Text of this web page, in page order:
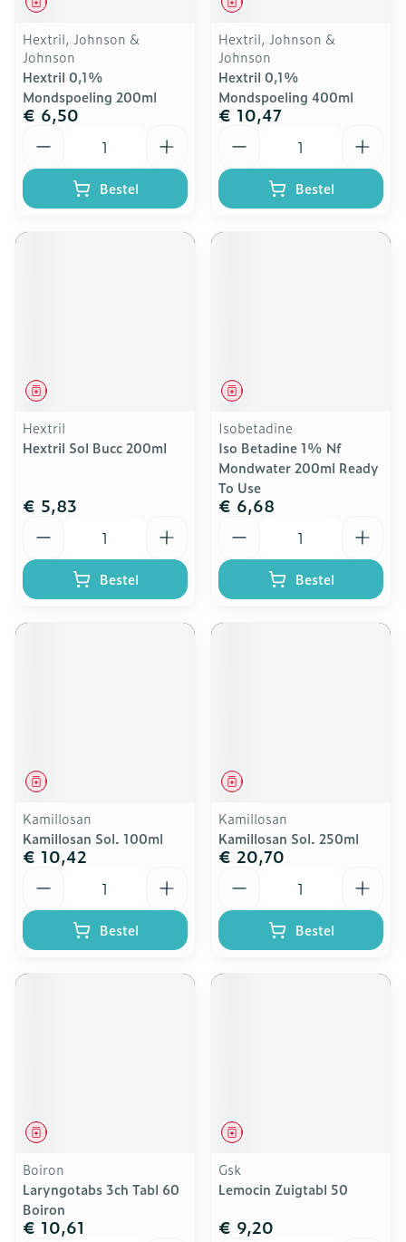
Hextril, Johnson &
Johnson
Hextril 0,1%
Mondspoeling 200ml
€ 6,50
Bestel
Hextril, Johnson &
Johnson
Hextril 0,1%
Mondspoeling 400ml
€ 10,47
Bestel
Geneesmiddel
Hextril
Hextril Sol Bucc 200ml
€ 5,83
Bestel
Geneesmiddel
Isobetadine
Iso Betadine 1% Nf
Mondwater 200ml Ready
To Use
€ 6,68
Bestel
Geneesmiddel
Kamillosan
Kamillosan Sol. 100ml
€ 10,42
Bestel
Geneesmiddel
Kamillosan
Kamillosan Sol. 250ml
€ 20,70
Bestel
Geneesmiddel
Boiron
Laryngotabs 3ch Tabl 60
Boiron
€ 10,61
Geneesmiddel
Gsk
Lemocin Zuigtabl 50
€ 9,20